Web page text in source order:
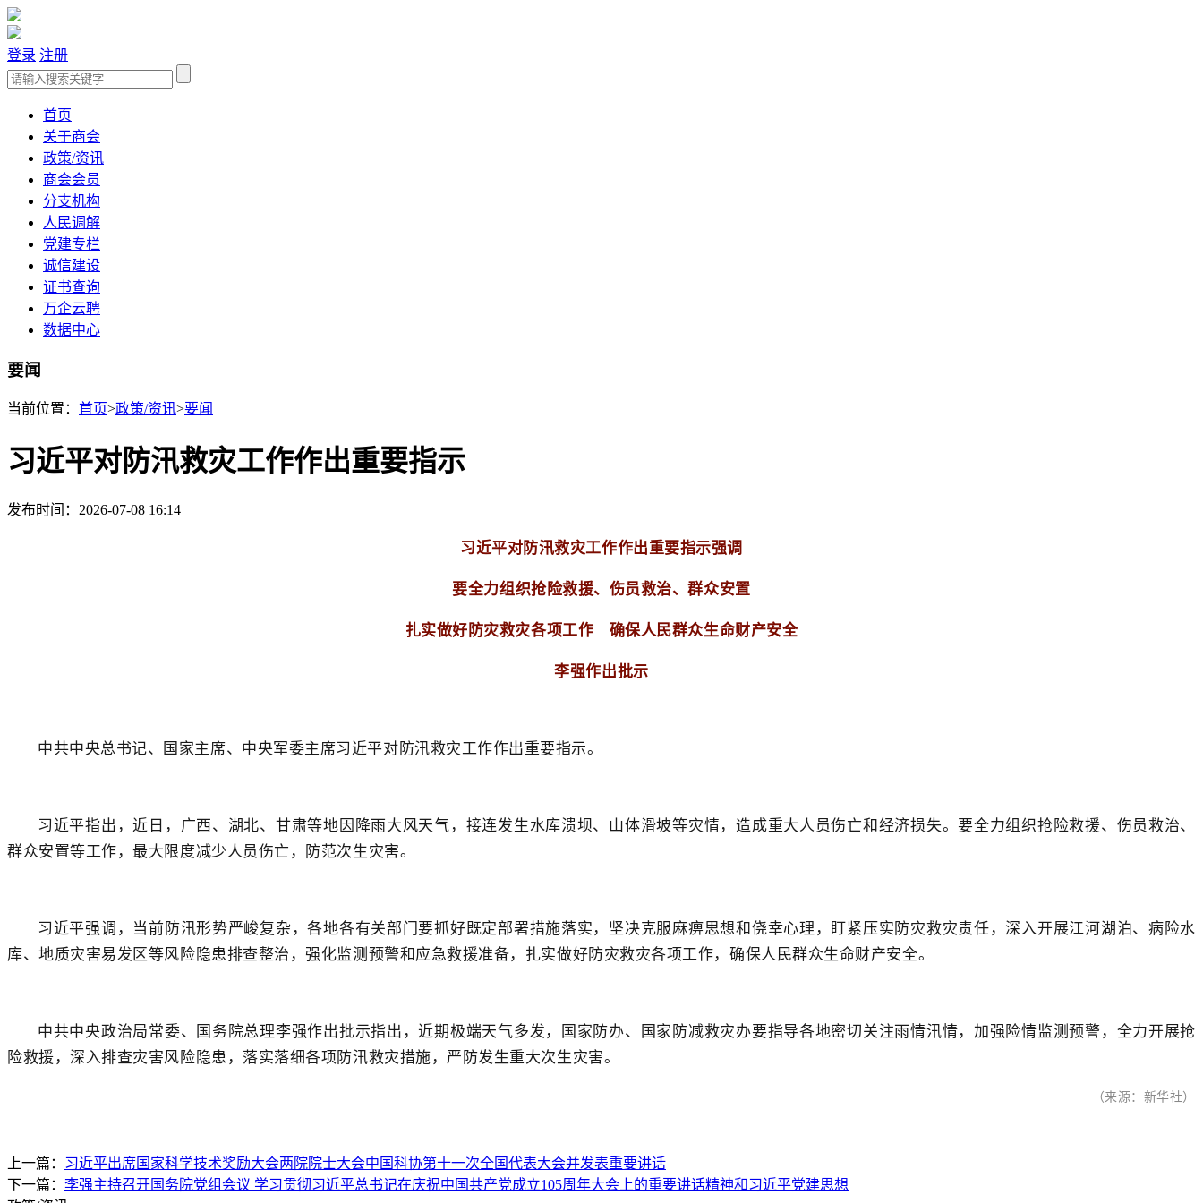
登录 注册
首页
关于商会
政策/资讯
商会会员
分支机构
人民调解
党建专栏
诚信建设
证书查询
万企云聘
数据中心
要闻
当前位置： 首页>政策/资讯>要闻
习近平对防汛救灾工作作出重要指示
发布时间：2026-07-08 16:14
习近平对防汛救灾工作作出重要指示强调
要全力组织抢险救援、伤员救治、群众安置
扎实做好防灾救灾各项工作 确保人民群众生命财产安全
李强作出批示
中共中央总书记、国家主席、中央军委主席习近平对防汛救灾工作作出重要指示。
习近平指出，近日，广西、湖北、甘肃等地因降雨大风天气，接连发生水库溃坝、山体滑坡等灾情，造成重大人员伤亡和经济损失。要全力组织抢险救援、伤员救治、
群众安置等工作，最大限度减少人员伤亡，防范次生灾害。
习近平强调，当前防汛形势严峻复杂，各地各有关部门要抓好既定部署措施落实，坚决克服麻痹思想和侥幸心理，盯紧压实防灾救灾责任，深入开展江河湖泊、病险水
库、地质灾害易发区等风险隐患排查整治，强化监测预警和应急救援准备，扎实做好防灾救灾各项工作，确保人民群众生命财产安全。
中共中央政治局常委、国务院总理李强作出批示指出，近期极端天气多发，国家防办、国家防减救灾办要指导各地密切关注雨情汛情，加强险情监测预警，全力开展抢
险救援，深入排查灾害风险隐患，落实落细各项防汛救灾措施，严防发生重大次生灾害。
（来源：新华社）
上一篇： 习近平出席国家科学技术奖励大会两院院士大会中国科协第十一次全国代表大会并发表重要讲话
下一篇： 李强主持召开国务院党组会议 学习贯彻习近平总书记在庆祝中国共产党成立105周年大会上的重要讲话精神和习近平党建思想